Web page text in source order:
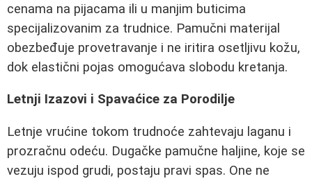
cenama na pijacama ili u manjim buticima
specijalizovanim za trudnice. Pamučni materijal
obezbeđuje provetravanje i ne iritira osetljivu kožu,
dok elastični pojas omogućava slobodu kretanja.
Letnji Izazovi i Spavaćice za Porodilje
Letnje vrućine tokom trudnoće zahtevaju laganu i
prozračnu odeću. Dugačke pamučne haljine, koje se
vezuju ispod grudi, postaju pravi spas. One ne